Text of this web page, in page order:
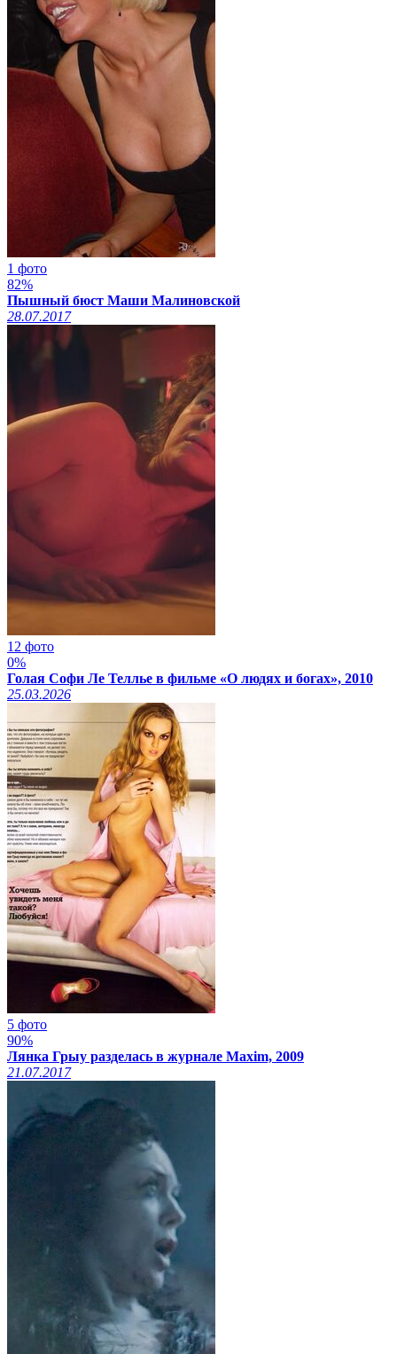
1 фото
82%
Пышный бюст Маши Малиновской
28.07.2017
12 фото
0%
Голая Софи Ле Теллье в фильме «О людях и богах», 2010
25.03.2026
5 фото
90%
Лянка Грыу разделась в журнале Maxim, 2009
21.07.2017